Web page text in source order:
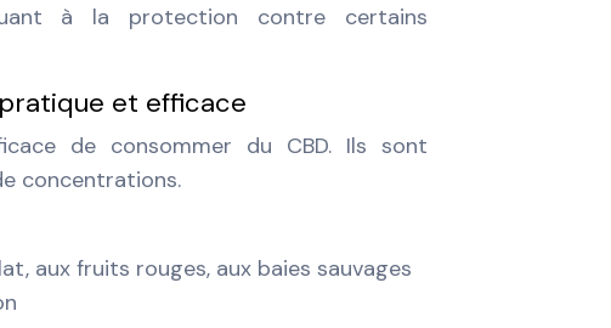
à la protection contre certains
et efficace
de consommer du CBD. Ils sont
concentrations.
aux fruits rouges, aux baies sauvages